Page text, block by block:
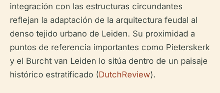
integración con las estructuras circundantes
reflejan la adaptación de la arquitectura feudal al
denso tejido urbano de Leiden. Su proximidad a
puntos de referencia importantes como Pieterskerk
y el Burcht van Leiden lo sitúa dentro de un paisaje
histórico estratificado (DutchReview).